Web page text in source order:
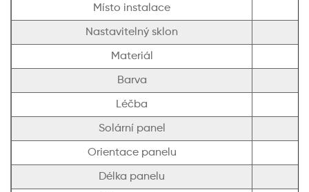
Místo instalace
Nastavitelný sklon
Materiál
Barva
Léčba
Solární panel
Orientace panelu
Délka panelu